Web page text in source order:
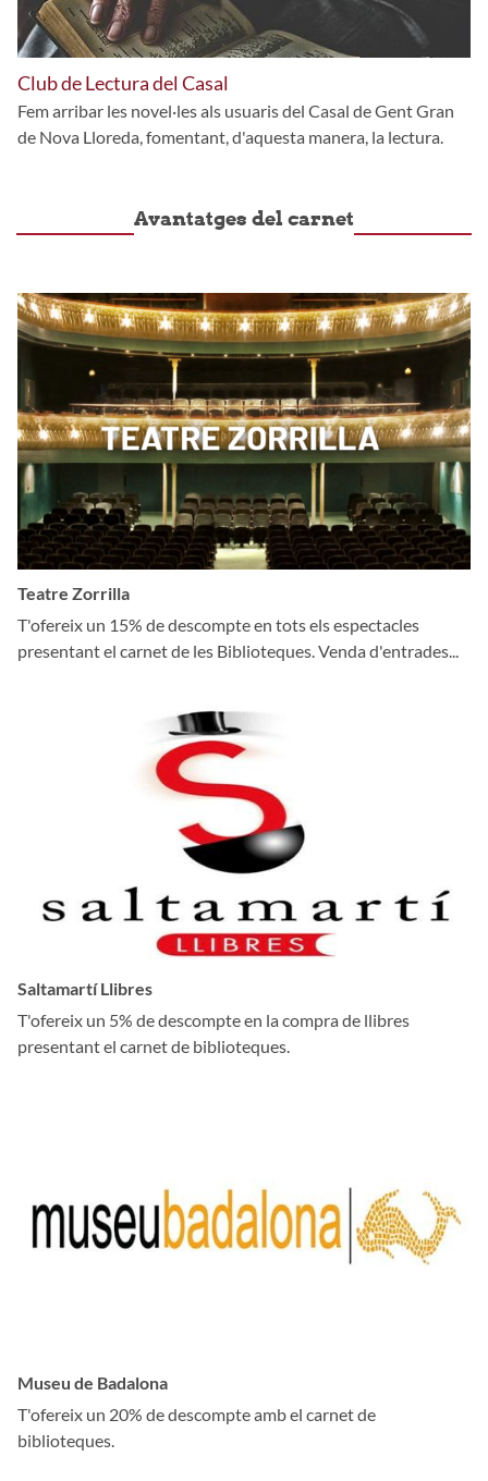
Club de Lectura del Casal
Fem arribar les novel·les als usuaris del Casal de Gent Gran
de Nova Lloreda, fomentant, d'aquesta manera, la lectura.
Avantatges del carnet
Teatre Zorrilla
T'ofereix un 15% de descompte en tots els espectacles
presentant el carnet de les Biblioteques. Venda d'entrades...
Saltamartí Llibres
T'ofereix un 5% de descompte en la compra de llibres
presentant el carnet de biblioteques.
Museu de Badalona
T'ofereix un 20% de descompte amb el carnet de
biblioteques.